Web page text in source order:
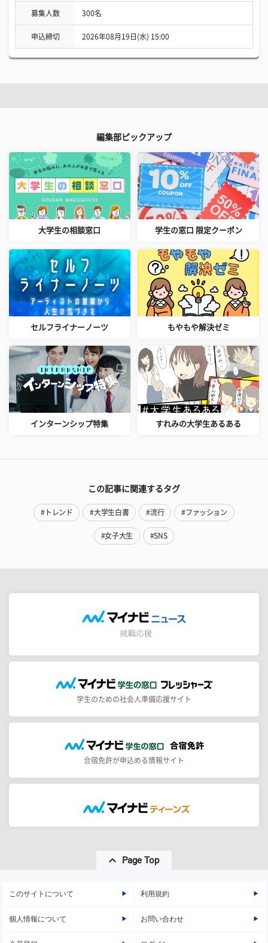
募集人数 300名
申込締切 2026年08月19日(水) 15:00
編集部ピックアップ
大学生の相談窓口 学生の窓口 限定クーポン
セルフライナーノーツ もやもや解決ゼミ
インターンシップ特集 すれみの大学生あるある
この記事に関連するタグ
#トレンド #大学生白書 #流行 #ファッション
#女子大生 #SNS
学生のための社会人準備応援サイト
合宿免許が申込める情報サイト
Page Top
このサイトについて 利用規約
個人情報について お問い合わせ